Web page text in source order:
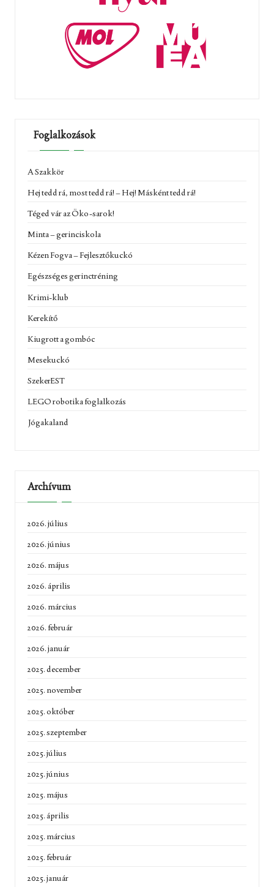
Foglalkozások
A Szakkör
Hej tedd rá, most tedd rá! – Hej! Másként tedd rá!
Téged vár az Öko-sarok!
Minta – gerinciskola
Kézen Fogva – Fejlesztőkuckó
Egészséges gerinctréning
Krimi-klub
Kerekítő
Kiugrott a gombóc
Mesekuckó
SzekerEST
LEGO robotika foglalkozás
Jógakaland
Archívum
2026. július
2026. június
2026. május
2026. április
2026. március
2026. február
2026. január
2025. december
2025. november
2025. október
2025. szeptember
2025. július
2025. június
2025. május
2025. április
2025. március
2025. február
2025. január